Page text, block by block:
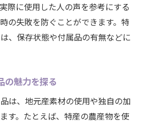
際に使用した人の声を参考にする
の失敗を防ぐことができます。特
、保存状態や付属品の有無などに
の魅力を探る
は、地元産素材の使用や独自の加
す。たとえば、特産の農産物を使